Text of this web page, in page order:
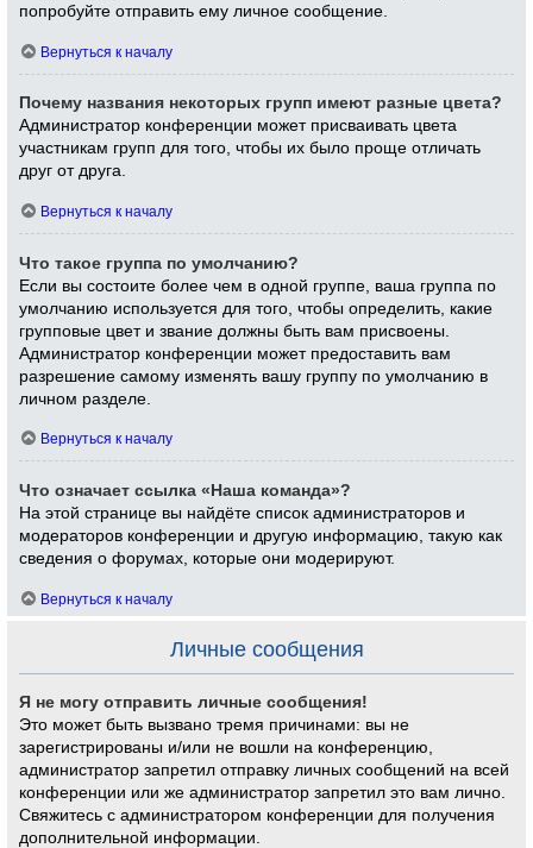
попробуйте отправить ему личное сообщение.
Вернуться к началу
Почему названия некоторых групп имеют разные цвета?
Администратор конференции может присваивать цвета
участникам групп для того, чтобы их было проще отличать
друг от друга.
Вернуться к началу
Что такое группа по умолчанию?
Если вы состоите более чем в одной группе, ваша группа по
умолчанию используется для того, чтобы определить, какие
групповые цвет и звание должны быть вам присвоены.
Администратор конференции может предоставить вам
разрешение самому изменять вашу группу по умолчанию в
личном разделе.
Вернуться к началу
Что означает ссылка «Наша команда»?
На этой странице вы найдёте список администраторов и
модераторов конференции и другую информацию, такую как
сведения о форумах, которые они модерируют.
Вернуться к началу
Личные сообщения
Я не могу отправить личные сообщения!
Это может быть вызвано тремя причинами: вы не
зарегистрированы и/или не вошли на конференцию,
администратор запретил отправку личных сообщений на всей
конференции или же администратор запретил это вам лично.
Свяжитесь с администратором конференции для получения
дополнительной информации.